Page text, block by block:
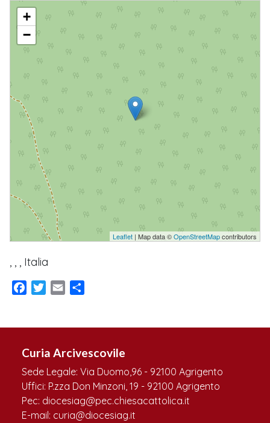
ERZDIOZESE FREIBURG
+
−
Leaflet | Map data ©OpenStreetMapcontributors
, , , Italia
Facebook
TwitterEmail
Curia Arcivescovile
Sede Legale: Via Duomo,96 - 92100 Agrigento
Uffici: P.zza Don Minzoni, 19 - 92100 Agrigento
Pec: diocesiag@pec.chiesacattolica.it
E-mail: curia@diocesiag.it